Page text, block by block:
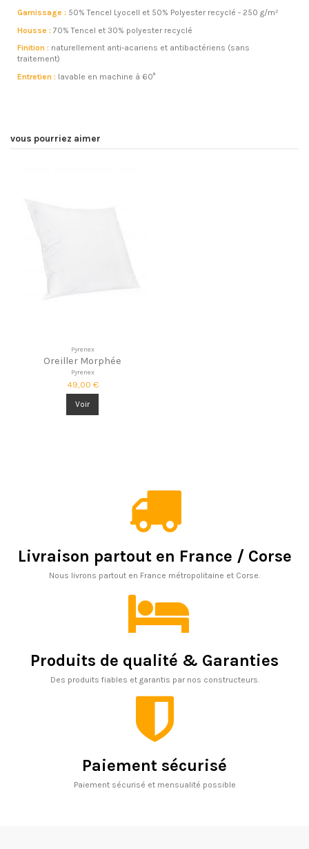
Garnissage : 50% Tencel Lyocell et 50% Polyester recyclé - 250 g/m²
Housse : 70% Tencel et 30% polyester recyclé
Finition : naturellement anti-acariens et antibactériens (sans
traitement)
Entretien : lavable en machine à 60°
vous pourriez aimer
Pyrenex
Oreiller Morphée
Pyrenex
49,00 €
Voir
Livraison partout en France / Corse
Nous livrons partout en France métropolitaine et Corse.
Produits de qualité & Garanties
Des produits fiables et garantis par nos constructeurs.
Paiement sécurisé
Paiement sécurisé et mensualité possible